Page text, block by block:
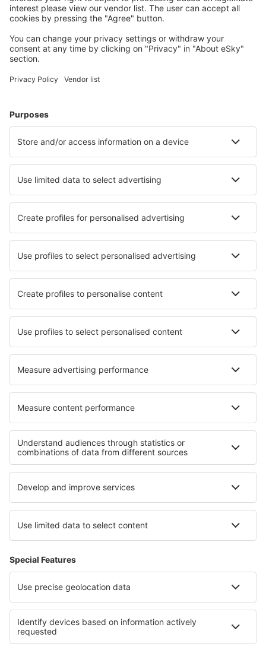
Alege din peste 1,3 mil. de opţiuni: hoteluri, cabane,
Cele mai căutate cazări de către utilizatorii eSky
Cazare în São Paulo
Cazare în Cabo Frio Cazare în Belem
Cazare în Florianopolis Cazare în Bertioga
Cazare în Canela Cazare în Atibaia Cazare în Sinop
Cele mai bune locuri de cazare - orașe
Cazare în Oksino Cazare în Manchester Township
Cazare în Ban Pang Mu Cazare în Slootdorp
Cazare în Szczawnica Cazare în Nickenich
Cele mai bune locuri de cazare - regiuni
Cazare în Praia do Forte Cazare în Iguazú
Cazare în Fernando de Noronha Cazare în Florianopolis
Cazare în Ipanema Cazare in Greek Islands
Cazare in Orava Cazare in Gdansk Pomerania